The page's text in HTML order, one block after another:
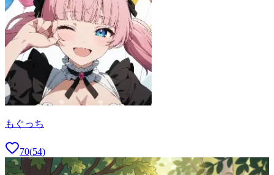
もぐっち
70(54)